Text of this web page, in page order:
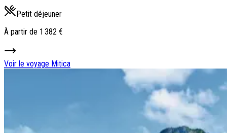
Petit déjeuner
À partir de 1 382 €
Voir le voyage Mitica